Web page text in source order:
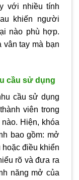
với nhiều tính
khiến người
nào phù hợp.
vân tay mà bạn
cầu sử dụng
cầu sử dụng
viên trong
Hiện, khóa
bao gồm: mở
hoặc điều khiển
rõ và đưa ra
năng mở của